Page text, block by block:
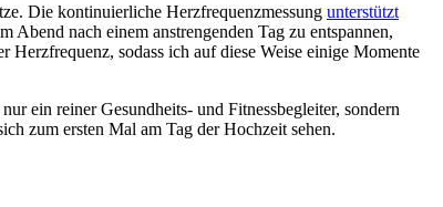
Die kontinuierliche Herzfrequenzmessung unterstützt
nach einem anstrengenden Tag zu entspannen,
sodass ich auf diese Weise einige Momente
ein reiner Gesundheits- und Fitnessbegleiter, sondern
zum ersten Mal am Tag der Hochzeit sehen.